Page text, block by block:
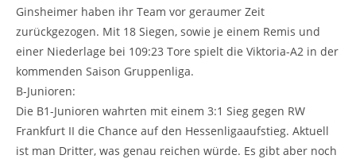
Ginsheimer haben ihr Team vor geraumer Zeit
zurückgezogen. Mit 18 Siegen, sowie je einem Remis und
einer Niederlage bei 109:23 Tore spielt die Viktoria-A2 in der
kommenden Saison Gruppenliga.
B-Junioren:
Die B1-Junioren wahrten mit einem 3:1 Sieg gegen RW
Frankfurt II die Chance auf den Hessenligaaufstieg. Aktuell
ist man Dritter, was genau reichen würde. Es gibt aber noch